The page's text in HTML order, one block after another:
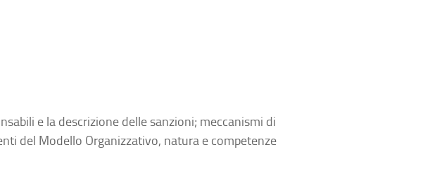
e la descrizione delle sanzioni; meccanismi di
del Modello Organizzativo, natura e competenze